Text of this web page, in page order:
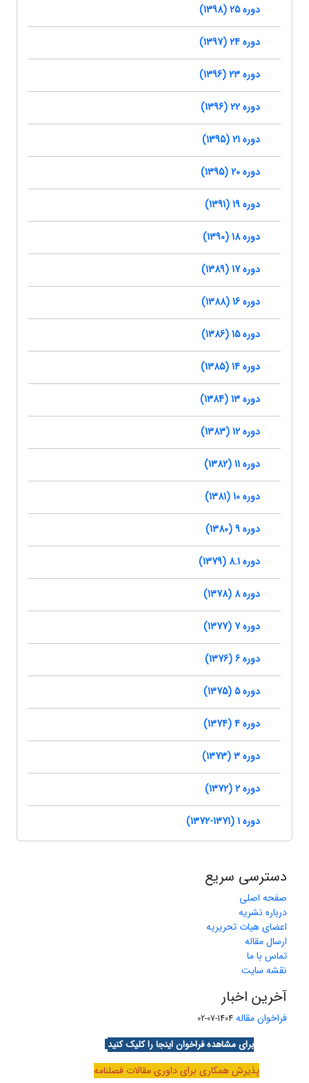
دوره 25 (1398)
دوره 24 (1397)
دوره 23 (1396)
دوره 22 (1396)
دوره 21 (1395)
دوره 20 (1395)
دوره 19 (1391)
دوره 18 (1390)
دوره 17 (1389)
دوره 16 (1388)
دوره 15 (1386)
دوره 14 (1385)
دوره 13 (1384)
دوره 12 (1383)
دوره 11 (1382)
دوره 10 (1381)
دوره 9 (1380)
دوره 8.1 (1379)
دوره 8 (1378)
دوره 7 (1377)
دوره 6 (1376)
دوره 5 (1375)
دوره 4 (1374)
دوره 3 (1373)
دوره 2 (1372)
دوره 1 (1371-1372)
دسترسی سریع
صفحه اصلی
درباره نشریه
اعضای هیات تحریریه
ارسال مقاله
تماس با ما
نقشه سایت
آخرین اخبار
فراخوان مقاله 1404-07-02
برای مشاهده فراخوان اینجا را کلیک کنید
پذیرش همکاری برای داوری مقالات فصلنامه